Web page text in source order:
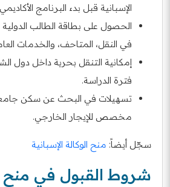
الإسبانية قبل بدء البرنامج
الحصول على بطاقة الطالب
في النقل، المتاحف، والخدمات
إمكانية التنقل بحرية داخل دول
فترة الدراسة.
تسهيلات في البحث عن سكن
مخصص للإيجار الخارجي.
سجّل أيضاً: منح الوكالة الإسبانية
شروط القبول في منح